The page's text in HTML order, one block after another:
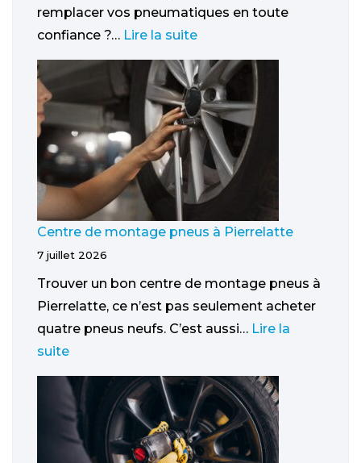
remplacer vos pneumatiques en toute
confiance ?… Lire la suite
Centre de montage pneus à Pierrelatte
7 juillet 2026
Trouver un bon centre de montage pneus à
Pierrelatte, ce n’est pas seulement acheter
quatre pneus neufs. C’est aussi… Lire la
suite